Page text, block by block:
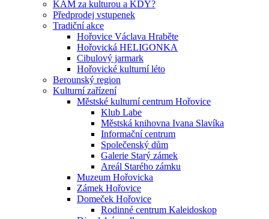
KAM za kulturou a KDY?
Předprodej vstupenek
Tradiční akce
Hořovice Václava Hraběte
Hořovická HELIGONKA
Cibulový jarmark
Hořovické kulturní léto
Berounský region
Kulturní zařízení
Městské kulturní centrum Hořovice
Klub Labe
Městská knihovna Ivana Slavíka
Informační centrum
Společenský dům
Galerie Starý zámek
Areál Starého zámku
Muzeum Hořovicka
Zámek Hořovice
Domeček Hořovice
Rodinné centrum Kaleidoskop